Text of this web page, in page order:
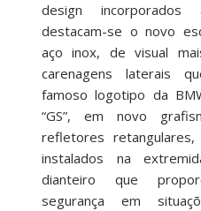
design incorporados
destacam-se o novo
aço inox, de visual
carenagens laterais
famoso logotipo da
“GS”, em novo
refletores
instalados na
dianteiro que
segurança em